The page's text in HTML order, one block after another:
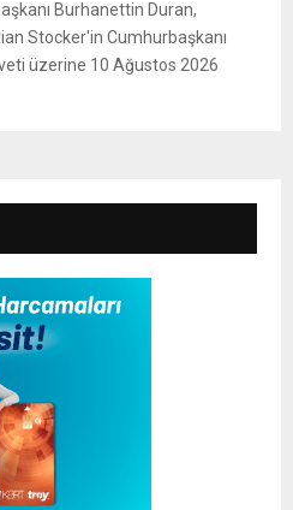
Burhanettin Duran,
Stocker'in Cumhurbaşkanı
üzerine 10 Ağustos 2026